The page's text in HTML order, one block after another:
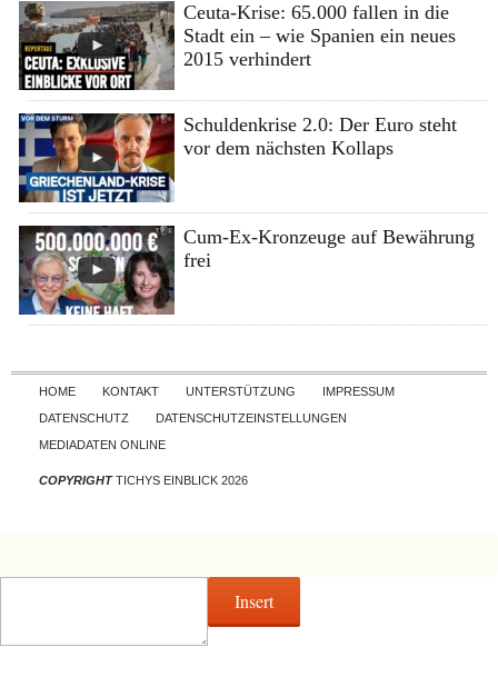
Ceuta-Krise: 65.000 fallen in die
Stadt ein – wie Spanien ein neues
2015 verhindert
Schuldenkrise 2.0: Der Euro steht
vor dem nächsten Kollaps
Cum-Ex-Kronzeuge auf Bewährung
frei
Skip to content
HOME KONTAKT UNTERSTÜTZUNG
IMPRESSUM
DATENSCHUTZ
DATENSCHUTZEINSTELLUNGEN
MEDIADATEN ONLINE
COPYRIGHTTICHYS EINBLICK 2026
Insert